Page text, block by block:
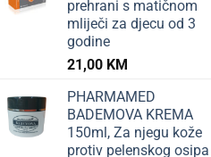
prehrani s matičnom
mliječi za djecu od 3
godine
21,00 KM
PHARMAMED
BADEMOVA KREMA
150ml, Za njegu kože
protiv pelenskog osipa